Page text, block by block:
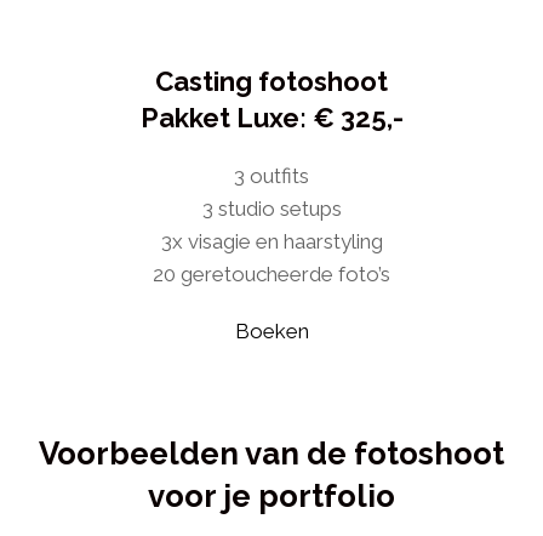
Casting fotoshoot
Pakket Luxe: € 325,-
3 outfits
3 studio setups
3x visagie en haarstyling
20 geretoucheerde foto’s
Boeken
Voorbeelden van de fotoshoot
voor je portfolio